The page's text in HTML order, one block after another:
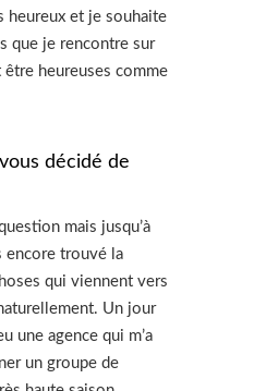
heureux et je souhaite
que je rencontre sur
heureuses comme
décidé de
mais jusqu’à
encore trouvé la
qui viennent vers
Un jour
une agence qui m’a
un groupe de